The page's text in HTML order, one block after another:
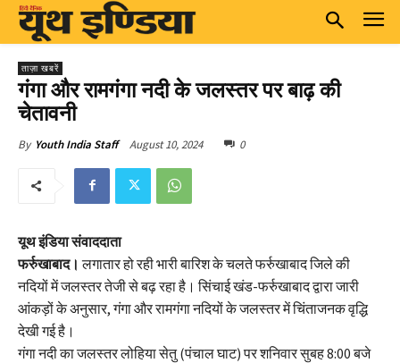
ताज़ा खबरें
गंगा और रामगंगा नदी के जलस्तर पर बाढ़ की
चेतावनी
By Youth India Staff August 10, 2024 0
यूथ इंडिया संवाददाता
फर्रुखाबाद। लगातार हो रही भारी बारिश के चलते फर्रुखाबाद जिले की
नदियों में जलस्तर तेजी से बढ़ रहा है। सिंचाई खंड-फर्रुखाबाद द्वारा जारी
आंकड़ों के अनुसार, गंगा और रामगंगा नदियों के जलस्तर में चिंताजनक वृद्धि
देखी गई है।
गंगा नदी का जलस्तर लोहिया सेतु (पंचाल घाट) पर शनिवार सुबह 8:00 बजे